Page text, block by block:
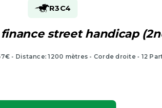
R3C4
street handicap
- Distance: 1200 mètres - Corde droite - 12